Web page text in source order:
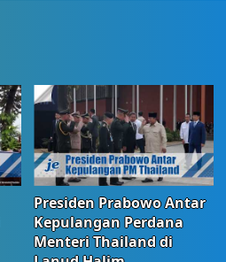
Presiden Prabowo Antar
Kepulangan Perdana
Menteri Thailand di